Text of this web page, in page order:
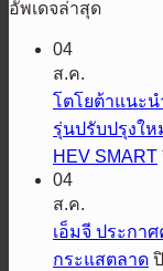
อัพเดจล่าสุด
04
ส.ค.
โตโยต้าแนะน
รุ่นปรับปรุงใ
HEV SMART
04
ส.ค.
เอ็มจี ประกา
กระแสตลาด